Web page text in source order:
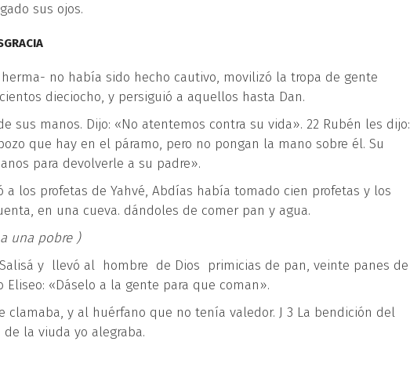
sus ojos.
no había sido hecho cautivo, movilizó la tropa de gente
dieciocho, y persiguió a aquellos hasta Dan.
sus manos. Dijo: «No atentemos contra su vida». 22 Rubén les dijo:
que hay en el páramo, pero no pongan la mano sobre él. Su
para devolverle a su padre».
a los profetas de Yahvé, Abdías había tomado cien profetas y los
en una cueva. dándoles de comer pan y agua.
una pobre )
Salisá y llevó al hombre de Dios primicias de pan, veinte panes de
«Dáselo a la gente para que coman».
clamaba, y al huérfano que no tenía valedor. J 3 La bendición del
la viuda yo alegraba.